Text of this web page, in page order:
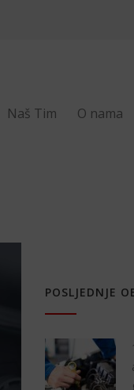
Naš Tim O nama
POSLJEDNJE